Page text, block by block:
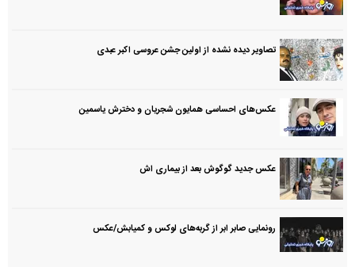
تصاویر دیده نشده از اولین جشن عروسی اکبر عبدی
عکس‌های احساسی همایون شجریان و دخترش یاسمین
عکس جدید گوگوش بعد از بیماری اش
رونمایی صابر ابر از گربه‌های لوکس و کمیابش/عکس